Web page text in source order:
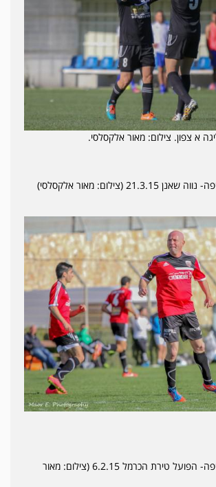
א צפון. צילום: מאור אלקסלסי.
(צילום: מאור אלקסלסי)
מ.ס רובי שפירא חיפה- הפועל טירת הכרמל 6.2.15 (צילום: מאור